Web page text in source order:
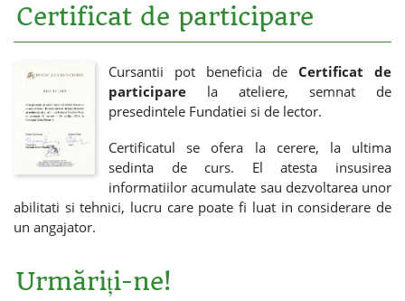
Certificat de participare
Cursantii pot beneficia de Certificat de
participare la ateliere, semnat de
presedintele Fundatiei si de lector.
Certificatul se ofera la cerere, la ultima
sedinta de curs. El atesta insusirea
informatiilor acumulate sau dezvoltarea unor
abilitati si tehnici, lucru care poate fi luat in considerare de
un angajator.
Urmăriți-ne!